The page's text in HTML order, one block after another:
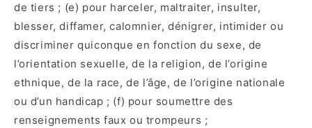
de tiers ; (e) pour harceler, maltraiter, insulter,
blesser, diffamer, calomnier, dénigrer, intimider ou
discriminer quiconque en fonction du sexe, de
l’orientation sexuelle, de la religion, de l’origine
ethnique, de la race, de l’âge, de l’origine nationale
ou d’un handicap ; (f) pour soumettre des
renseignements faux ou trompeurs ;